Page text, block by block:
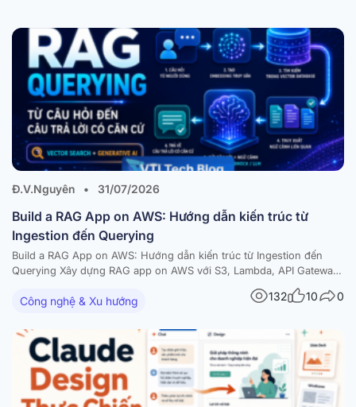
Đ.V.Nguyên • 31/07/2026
Build a RAG App on AWS: Hướng dẫn kiến trúc từ
Ingestion đến Querying
Build a RAG App on AWS: Hướng dẫn kiến trúc từ Ingestion đến
Querying Xây dựng RAG app on AWS với S3, Lambda, API Gateway,
Amazon Bedrock và vector database — kèm diagram và best
practices Trong bài viết này RAG là gì và vì sao nên build a RAG…
Công nghệ & Xu hướng 132 10 0